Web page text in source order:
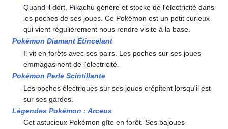
Quand il dort, Pikachu génère et stocke de l'électricité dans
les poches de ses joues. Ce Pokémon est un petit curieux
qui vient régulièrement nous rendre visite à la base.
Pokémon Diamant Étincelant
Il vit en forêts avec ses pairs. Les poches sur ses joues
emmagasinent de l'électricité.
Pokémon Perle Scintillante
Les poches électriques sur ses joues crépitent lorsqu'il est
sur ses gardes.
Légendes Pokémon : Arceus
Cet astucieux Pokémon gîte en forêt. Ses bajoues